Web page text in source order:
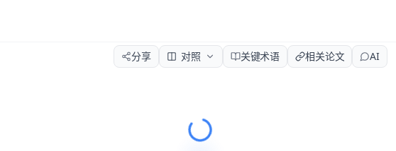
分享 对照 关键术语 相关论文 AI